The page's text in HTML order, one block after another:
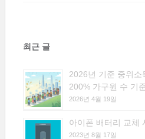
최근 글
2026년 기준 중위
200% 가구원 수 기
2026년 4월 19일
아이폰 배터리 교체
2023년 8월 17일